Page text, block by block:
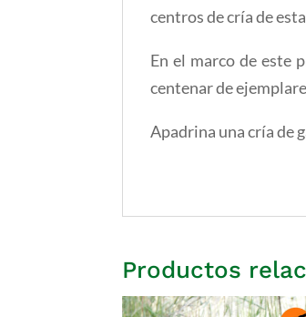
centros de cría de
En el marco de este
centenar de
Apadrina una cría de
Productos